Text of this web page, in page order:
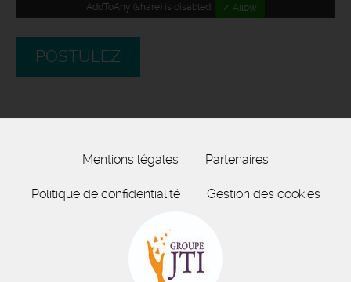
AddToAny (share) is disabled. ✓ Allow
POSTULEZ
Mentions légales Partenaires
Politique de confidentialité Gestion des cookies